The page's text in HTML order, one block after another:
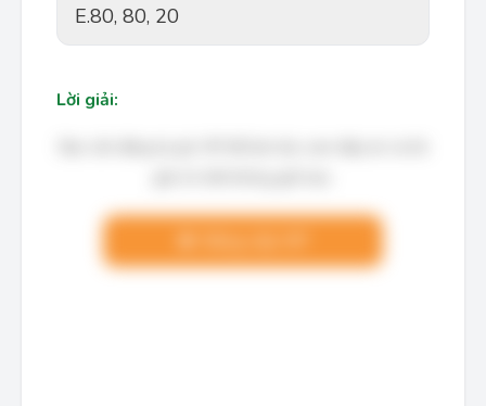
E.80, 80, 20
Lời giải: